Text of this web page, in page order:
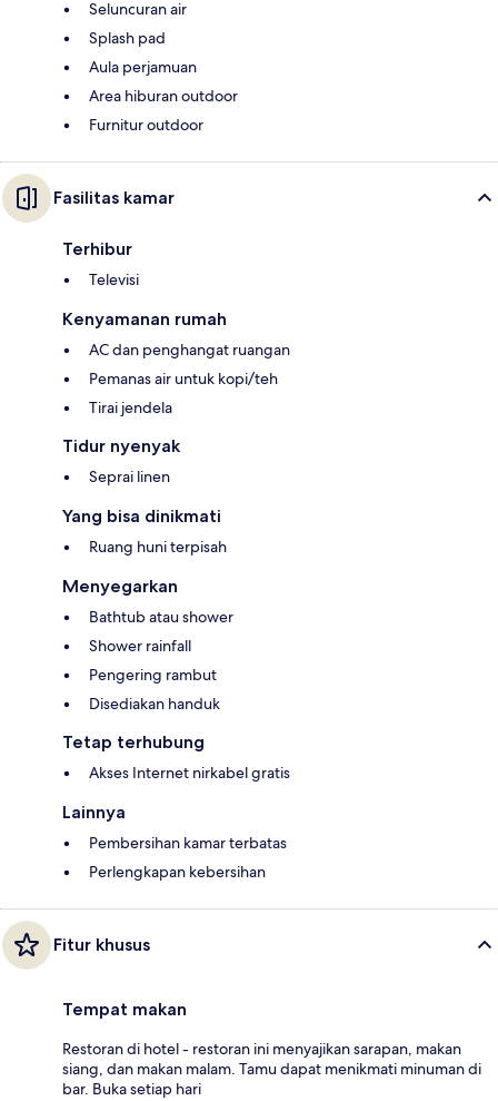
Seluncuran air
Splash pad
Aula perjamuan
Area hiburan outdoor
Furnitur outdoor
Fasilitas kamar
Terhibur
Televisi
Kenyamanan rumah
AC dan penghangat ruangan
Pemanas air untuk kopi/teh
Tirai jendela
Tidur nyenyak
Seprai linen
Yang bisa dinikmati
Ruang huni terpisah
Menyegarkan
Bathtub atau shower
Shower rainfall
Pengering rambut
Disediakan handuk
Tetap terhubung
Akses Internet nirkabel gratis
Lainnya
Pembersihan kamar terbatas
Perlengkapan kebersihan
Fitur khusus
Tempat makan
Restoran di hotel - restoran ini menyajikan sarapan, makan
siang, dan makan malam. Tamu dapat menikmati minuman di
bar. Buka setiap hari